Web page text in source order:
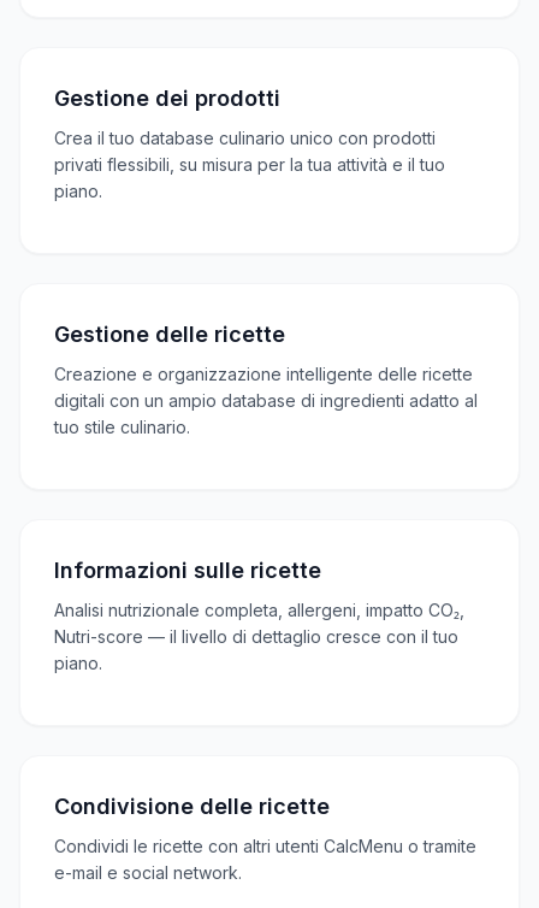
Gestione dei prodotti
Crea il tuo database culinario unico con prodotti
privati flessibili, su misura per la tua attività e il tuo
piano.
Gestione delle ricette
Creazione e organizzazione intelligente delle ricette
digitali con un ampio database di ingredienti adatto al
tuo stile culinario.
Informazioni sulle ricette
Analisi nutrizionale completa, allergeni, impatto CO₂,
Nutri-score — il livello di dettaglio cresce con il tuo
piano.
Condivisione delle ricette
Condividi le ricette con altri utenti CalcMenu o tramite
e-mail e social network.